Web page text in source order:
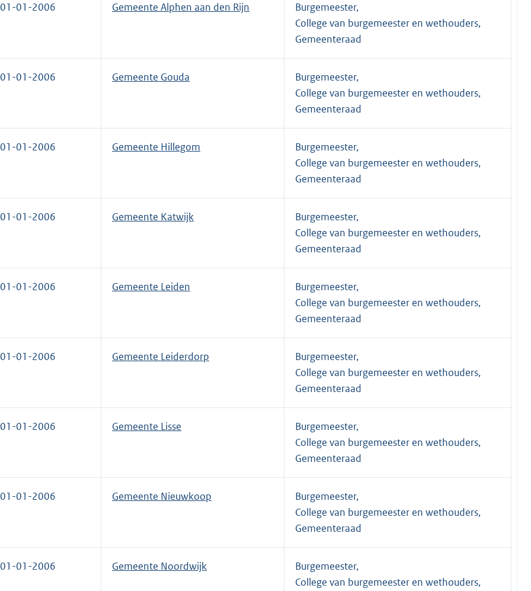
01-01-2006 Gemeente Alphen aan den Rijn
Burgemeester,
College van burgemeester en wethouders,
Gemeenteraad
01-01-2006 Gemeente Gouda
Burgemeester,
College van burgemeester en wethouders,
Gemeenteraad
01-01-2006 Gemeente Hillegom
Burgemeester,
College van burgemeester en wethouders,
Gemeenteraad
01-01-2006 Gemeente Katwijk
Burgemeester,
College van burgemeester en wethouders,
Gemeenteraad
01-01-2006 Gemeente Leiden
Burgemeester,
College van burgemeester en wethouders,
Gemeenteraad
01-01-2006 Gemeente Leiderdorp
Burgemeester,
College van burgemeester en wethouders,
Gemeenteraad
01-01-2006 Gemeente Lisse
Burgemeester,
College van burgemeester en wethouders,
Gemeenteraad
01-01-2006 Gemeente Nieuwkoop
Burgemeester,
College van burgemeester en wethouders,
Gemeenteraad
01-01-2006 Gemeente Noordwijk
Burgemeester,
College van burgemeester en wethouders,